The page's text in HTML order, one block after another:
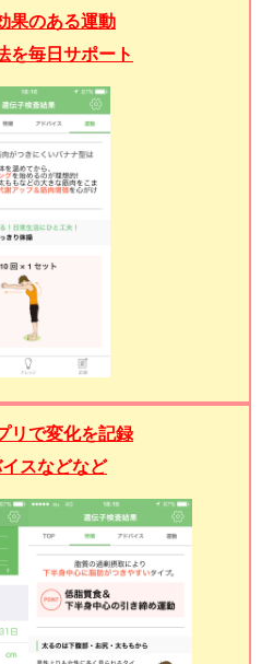
果のある運動
を毎日サポート
リで変化を記録
スなどなど